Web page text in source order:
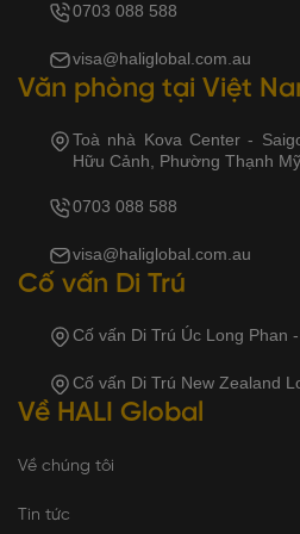
0703 088 588
visa@haliglobal.com.au
Văn phòng tại Việt
Toà nhà Kova Center -
Hữu Cảnh, Phường Thạnh
0703 088 588
visa@haliglobal.com.au
Cố vấn Di Trú
Cố vấn Di Trú Úc Long Phan
Cố vấn Di Trú New Zealand
Về HALI Global
Về chúng tôi
Tin tức